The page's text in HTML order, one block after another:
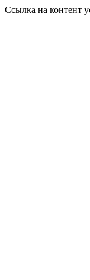
Ссылка на контент